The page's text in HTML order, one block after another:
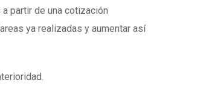
partir de una cotización
ya realizadas y aumentar así